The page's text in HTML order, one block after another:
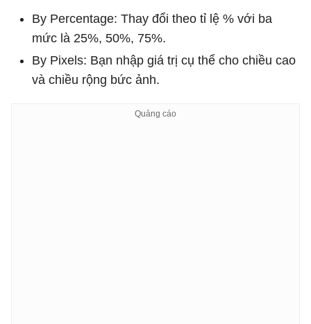
By Percentage: Thay đổi theo tỉ lệ % với ba
mức là 25%, 50%, 75%.
By Pixels: Bạn nhập giá trị cụ thể cho chiều cao
và chiều rộng bức ảnh.